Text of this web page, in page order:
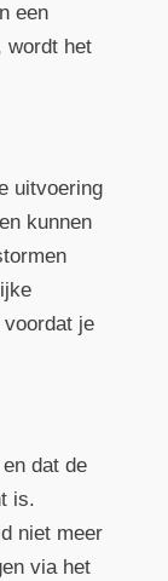
een
wordt het
uitvoering
kunnen
je
dat de
is.
niet meer
via het